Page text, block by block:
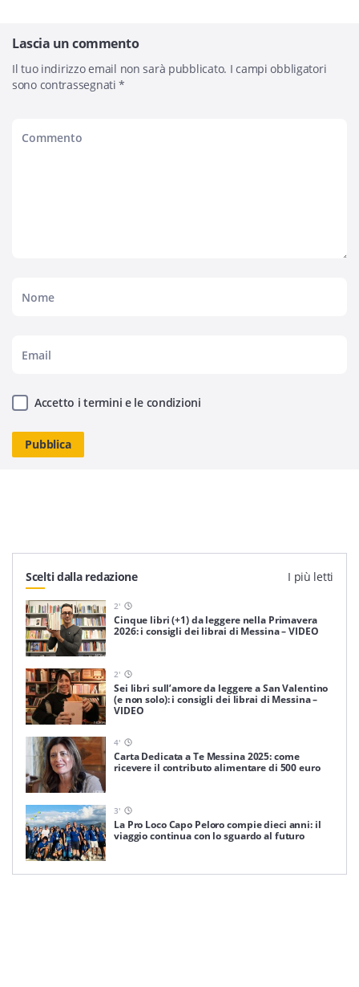
Lascia un commento
Il tuo indirizzo email non sarà pubblicato. I campi obbligatori
sono contrassegnati*
Accetto i termini e le condizioni
Scelti dalla redazione I più letti
2'
Cinque libri (+1) da leggere nella Primavera
2026: i consigli dei librai di Messina – VIDEO
2'
Sei libri sull’amore da leggere a San Valentino
(e non solo): i consigli dei librai di Messina –
VIDEO
4'
Carta Dedicata a Te Messina 2025: come
ricevere il contributo alimentare di 500 euro
3'
La Pro Loco Capo Peloro compie dieci anni: il
viaggio continua con lo sguardo al futuro